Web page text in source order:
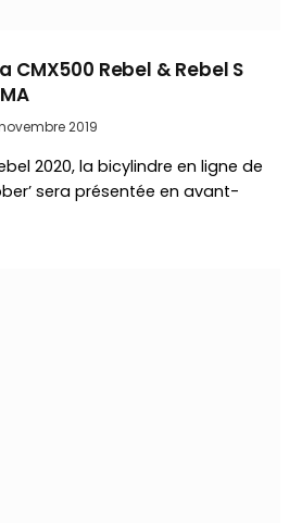
CMX500 Rebel & Rebel S
2019
2020, la bicylindre en ligne de
sera présentée en avant-